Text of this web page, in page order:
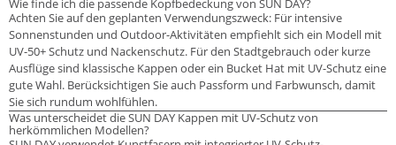
Wie finde ich die passende Kopfbedeckung von SUN DAY?
Achten Sie auf den geplanten Verwendungszweck: Für intensive
Sonnenstunden und Outdoor-Aktivitäten empfiehlt sich ein Modell mit
UV-50+ Schutz und Nackenschutz. Für den Stadtgebrauch oder kurze
Ausflüge sind klassische Kappen oder ein Bucket Hat mit UV-Schutz eine
gute Wahl. Berücksichtigen Sie auch Passform und Farbwunsch, damit
Sie sich rundum wohlfühlen.
Was unterscheidet die SUN DAY Kappen mit UV-Schutz von
herkömmlichen Modellen?